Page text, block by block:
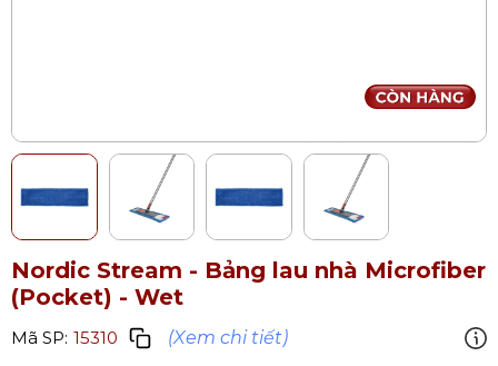
Nordic Stream - Bảng lau nhà Microfiber
(Pocket) - Wet
Mã SP: 15310
(Xem chi tiết)